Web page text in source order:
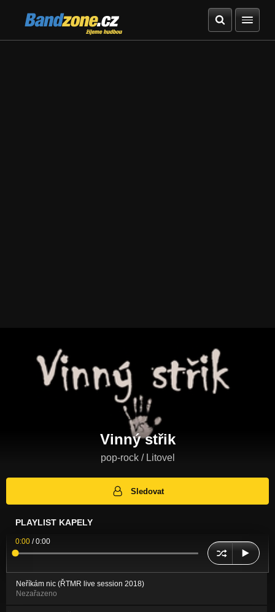
Bandzone.cz
žijeme hudbou
Vinný střik
pop-rock / Litovel
Sledovat
PLAYLIST KAPELY
0:00 /0:00
Neříkám nic (ŘTMR live session 2018)
Nezařazeno